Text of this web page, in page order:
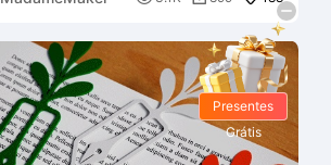
Presentes
Grátis